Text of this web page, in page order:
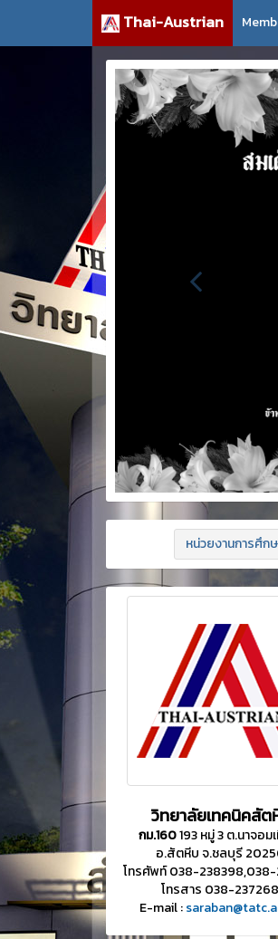
Thai-Austrian
หน่วยงานการศึก
วิทยาลัยเทคนิคสัต
กม.160193 หมู่ 3 ต.นาจอม
อ.สัตหีบ จ.ชลบุรี
โทรศัพท์ 038-238398,038-
โทรสาร 038-237268
E-mail :